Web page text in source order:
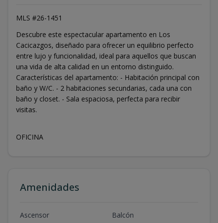
MLS #26-1451
Descubre este espectacular apartamento en Los
Cacicazgos, diseñado para ofrecer un equilibrio perfecto
entre lujo y funcionalidad, ideal para aquellos que buscan
una vida de alta calidad en un entorno distinguido.
Características del apartamento: - Habitación principal con
baño y W/C. - 2 habitaciones secundarias, cada una con
baño y closet. - Sala espaciosa, perfecta para recibir
visitas.
OFICINA
Amenidades
Ascensor
Balcón